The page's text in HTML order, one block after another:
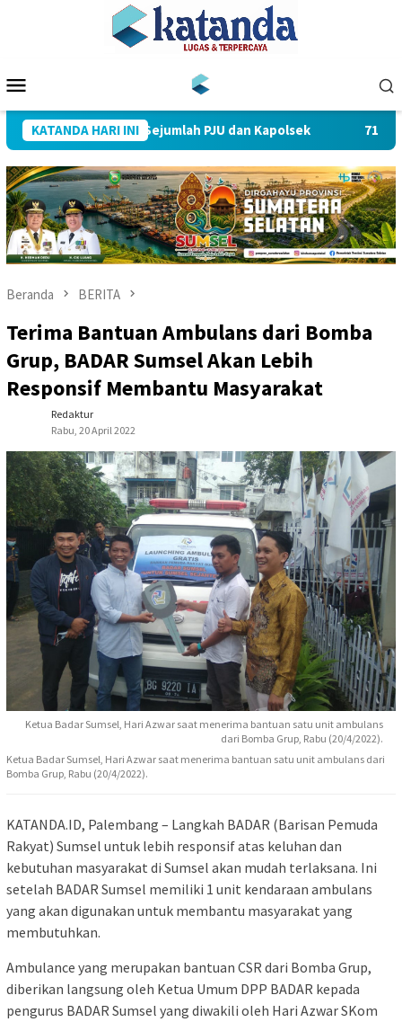
Mobile
KATANDA HARI INI
Sertijab Sejumlah PJU dan Kapolsek 712 Pegawai
Beranda BERITA
Terima Bantuan Ambulans dari Bomba
Grup, BADAR Sumsel Akan Lebih
Responsif Membantu Masyarakat
Redaktur
Rabu, 20 April 2022
Ketua Badar Sumsel, Hari Azwar saat menerima bantuan satu unit ambulans
dari Bomba Grup, Rabu (20/4/2022).
Ketua Badar Sumsel, Hari Azwar saat menerima bantuan satu unit ambulans dari
Bomba Grup, Rabu (20/4/2022).
KATANDA.ID, Palembang – Langkah BADAR (Barisan Pemuda
Rakyat) Sumsel untuk lebih responsif atas keluhan dan
kebutuhan masyarakat di Sumsel akan mudah terlaksana. Ini
setelah BADAR Sumsel memiliki 1 unit kendaraan ambulans
yang akan digunakan untuk membantu masyarakat yang
membutuhkan.
Ambulance yang merupakan bantuan CSR dari Bomba Grup,
diberikan langsung oleh Ketua Umum DPP BADAR kepada
pengurus BADAR Sumsel yang diwakili oleh Hari Azwar SKom